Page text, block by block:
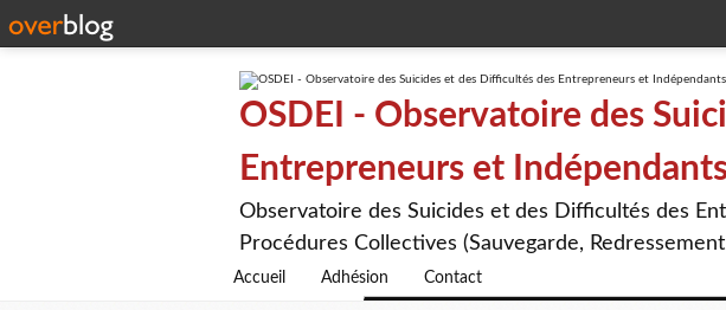
OSDEI - Observatoire des
Entrepreneurs et
Observatoire des Suicides et des Difficultés des
Procédures Collectives (Sauvegarde,
Accueil Adhésion Contact